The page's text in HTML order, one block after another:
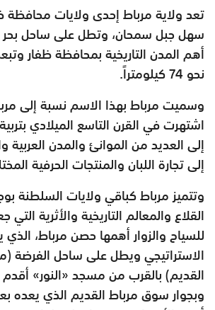
تعد ولاية مرباط إحدى ولايات
‏سهل ‏جبل ‏سمحان، ‏وتطل على ساحل
‏أهم ‏المدن ‏التاريخية ‏بمحافظة ظفار
نحو ‏‏74 ‏كيلومتراً.‏
وسميت مرباط بهذا الاسم نسبة إلى
‏اشتهرت ‏في ‏القرن ‏التاسع الميلادي
إلى ‏العديد ‏من ‏الموانئ ‏والمدن ‏العربية
إلى ‏تجارة ‏اللبان ‏والمنتجات ‏الحرفية
وتتميز مرباط كباقي ‏ولايات ‏السلطنة
القلاع والمعالم التاريخية والأثرية
للسياح ‏والزوار أهمها حصن مرباط،
الاستراتيجي ‏ويطل على ‏ساحل الفرضة
‏القديم) ‏بالقرب من مسجد «النور»
‏وبجوار ‏سوق ‏مرباط القديم الذي يعده